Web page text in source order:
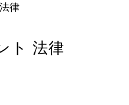
律
ト 法律